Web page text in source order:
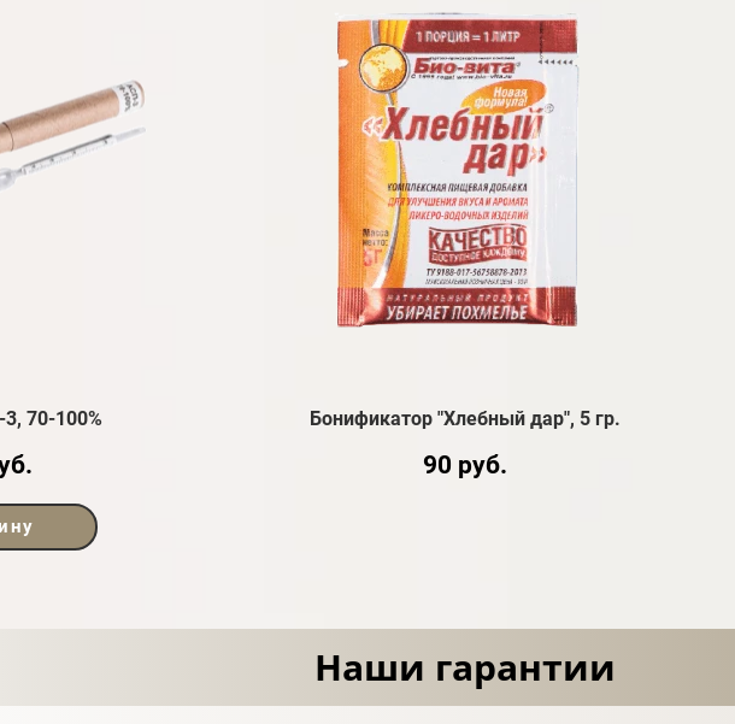
70-100% Бонификатор "Хлебный дар", 5 гр.
90 руб.
Наши гарантии